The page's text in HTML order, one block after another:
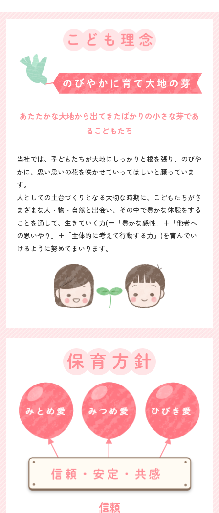
あたたかな大地から出てきたばかりの小さな芽であ
るこどもたち
当社では、子どもたちが大地にしっかりと根を張り、のびや
かに、思い思いの花を咲かせていってほしいと願っていま
す。
人としての土台づくりとなる大切な時期に、こどもたちがさ
まざまな人・物・自然と出会い、その中で豊かな体験をする
ことを通して、生きていく力(＝「豊かな感性」＋「他者へ
の思いやり」＋「主体的に考えて行動する力」)を育んでい
けるように努めてまいります。
信頼